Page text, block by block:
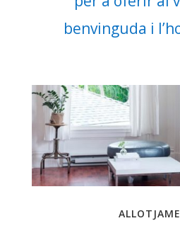
benvinguda i